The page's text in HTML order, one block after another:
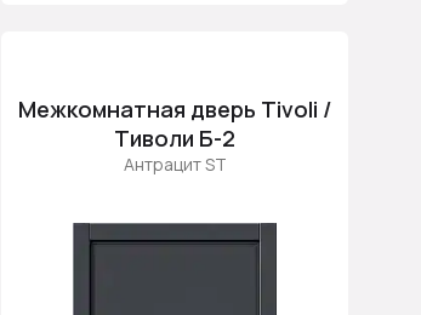
Межкомнатная дверь Tivoli /
Тиволи Б-2
Антрацит ST